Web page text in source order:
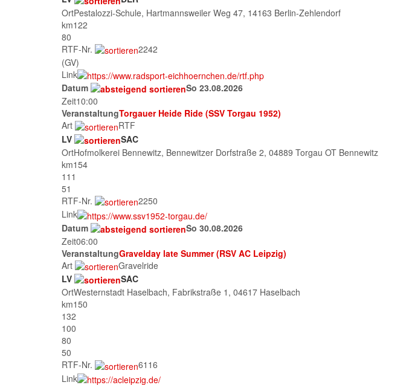
OrtPestalozzi-Schule, Hartmannsweiler Weg 47, 14163 Berlin-Zehlendorf
km122
80
RTF-Nr.
2242
(GV)
Link
Datum
So 23.08.2026
Zeit10:00
VeranstaltungTorgauer Heide Ride (SSV Torgau 1952)
Art
RTF
LV
SAC
OrtHofmolkerei Bennewitz, Bennewitzer Dorfstraße 2, 04889 Torgau OT Bennewitz
km154
111
51
RTF-Nr.
2250
Link
Datum
So 30.08.2026
Zeit06:00
VeranstaltungGravelday late Summer (RSV AC Leipzig)
Art
Gravelride
LV
SAC
OrtWesternstadt Haselbach, Fabrikstraße 1, 04617 Haselbach
km150
132
100
80
50
RTF-Nr.
6116
Link